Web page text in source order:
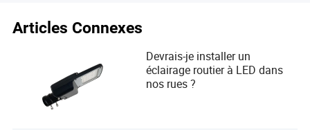
Articles Connexes
Devrais-je installer un
éclairage routier à LED dans
nos rues ?